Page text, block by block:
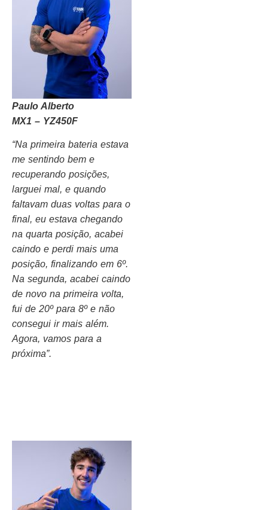
Paulo Alberto
MX1 – YZ450F
“Na primeira bateria estava
me sentindo bem e
recuperando posições,
larguei mal, e quando
faltavam duas voltas para o
final, eu estava chegando
na quarta posição, acabei
caindo e perdi mais uma
posição, finalizando em 6º.
Na segunda, acabei caindo
de novo na primeira volta,
fui de 20º para 8º e não
consegui ir mais além.
Agora, vamos para a
próxima”.